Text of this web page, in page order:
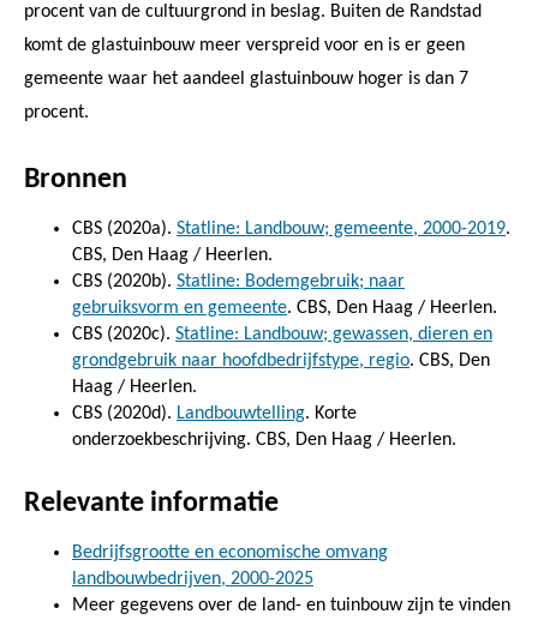
procent van de cultuurgrond in beslag. Buiten de Randstad
komt de glastuinbouw meer verspreid voor en is er geen
gemeente waar het aandeel glastuinbouw hoger is dan 7
procent.
Bronnen
CBS (2020a). Statline: Landbouw; gemeente, 2000-2019.
CBS, Den Haag / Heerlen.
CBS (2020b). Statline: Bodemgebruik; naar
gebruiksvorm en gemeente. CBS, Den Haag / Heerlen.
CBS (2020c). Statline: Landbouw; gewassen, dieren en
grondgebruik naar hoofdbedrijfstype, regio. CBS, Den
Haag / Heerlen.
CBS (2020d). Landbouwtelling. Korte
onderzoekbeschrijving. CBS, Den Haag / Heerlen.
Relevante informatie
Bedrijfsgrootte en economische omvang
landbouwbedrijven, 2000-2025
Meer gegevens over de land- en tuinbouw zijn te vinden